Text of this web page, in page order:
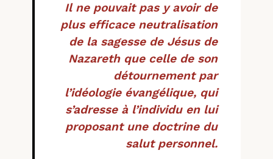
Il ne pouvait pas y avoir de
plus efficace neutralisation
de la sagesse de Jésus de
Nazareth que celle de son
détournement par
l’idéologie évangélique, qui
s’adresse à l’individu en lui
proposant une doctrine du
salut personnel.